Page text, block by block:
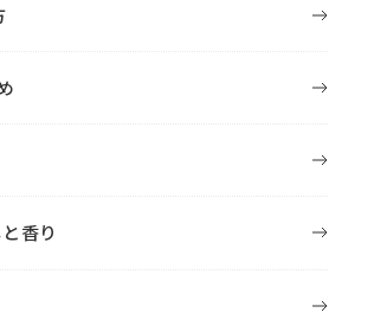
香り